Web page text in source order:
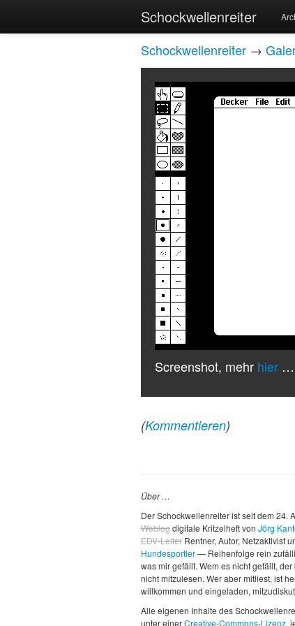
Schockwellenreiter
Schockwellenreiter →
Screenshot, mehr hier …
(Kommentieren)
Über …
Der Schockwellenreiter ist seit dem 24.
Weblogdigitale Kritzelheft von Jörg
EDV-Leiter Rentner, Autor, Netzaktivist
Hundesportler— Reihenfolge rein
was mir gefällt. Wem es nicht gefällt, der
nicht mitzulesen. Wer aber mitliest, ist
willkommen und eingeladen,
Alle eigenen Inhalte des
unter einerCreative-Commons-Lizenz,